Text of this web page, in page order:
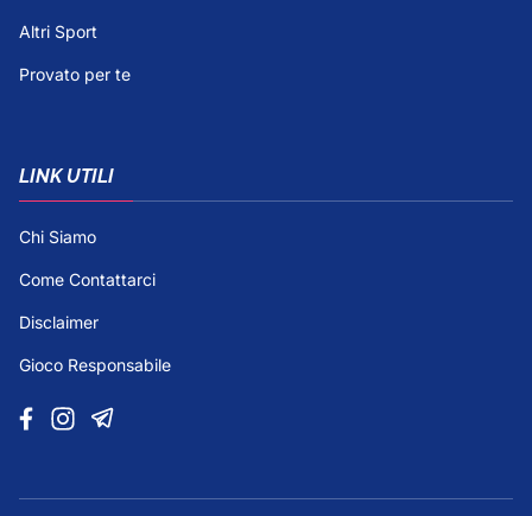
Altri Sport
Provato per te
LINK UTILI
Chi Siamo
Come Contattarci
Disclaimer
Gioco Responsabile